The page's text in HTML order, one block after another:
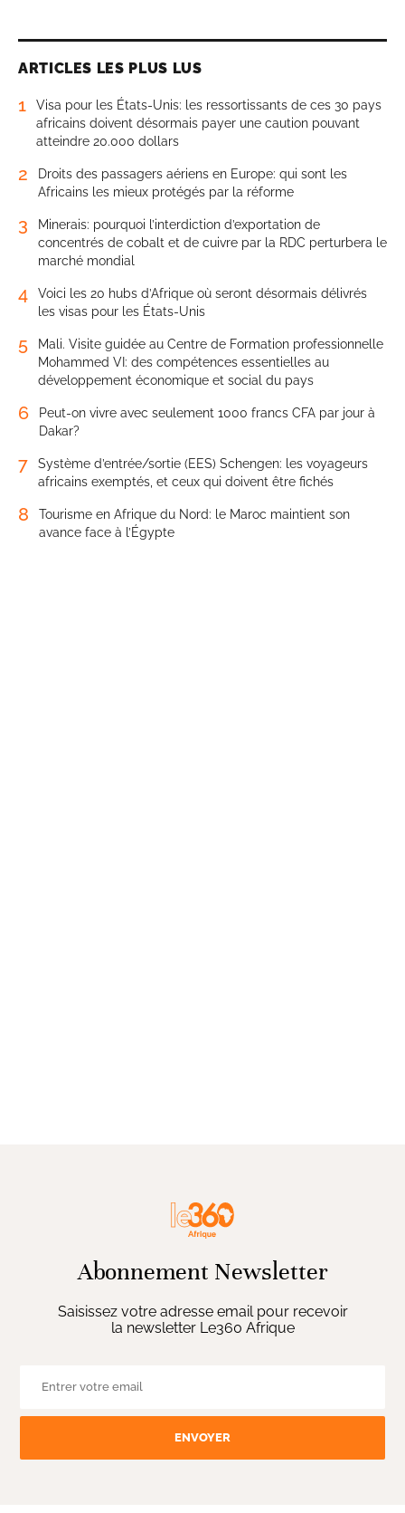
ARTICLES LES PLUS LUS
1
Visa pour les États-Unis: les ressortissants de ces 30 pays
africains doivent désormais payer une caution pouvant
atteindre 20.000 dollars
2
Droits des passagers aériens en Europe: qui sont les
Africains les mieux protégés par la réforme
3
Minerais: pourquoi l’interdiction d’exportation de
concentrés de cobalt et de cuivre par la RDC perturbera le
marché mondial
4
Voici les 20 hubs d’Afrique où seront désormais délivrés
les visas pour les États-Unis
5
Mali. Visite guidée au Centre de Formation professionnelle
Mohammed VI: des compétences essentielles au
développement économique et social du pays
6
Peut-on vivre avec seulement 1000 francs CFA par jour à
Dakar?
7
Système d’entrée/sortie (EES) Schengen: les voyageurs
africains exemptés, et ceux qui doivent être fichés
8
Tourisme en Afrique du Nord: le Maroc maintient son
avance face à l’Égypte
Abonnement Newsletter
Saisissez votre adresse email pour recevoir
la newsletter Le360 Afrique
ENVOYER